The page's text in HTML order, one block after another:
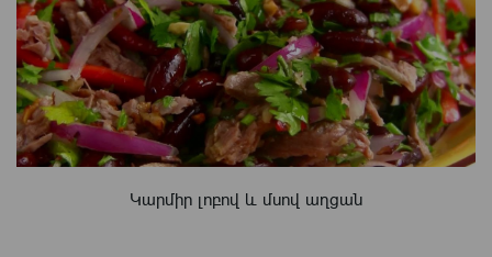
Կարմիր լոբով և մսով աղցան